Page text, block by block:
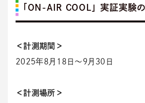
「ON-AIR COOL」実証実験
＜計測期間＞
2025年8月18日～9月30日
＜計測場所＞